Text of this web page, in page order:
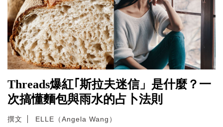
Threads爆紅｢斯拉夫迷信」是什麼？一
次搞懂麵包與雨水的占卜法則
撰文 ELLE（Angela Wang）